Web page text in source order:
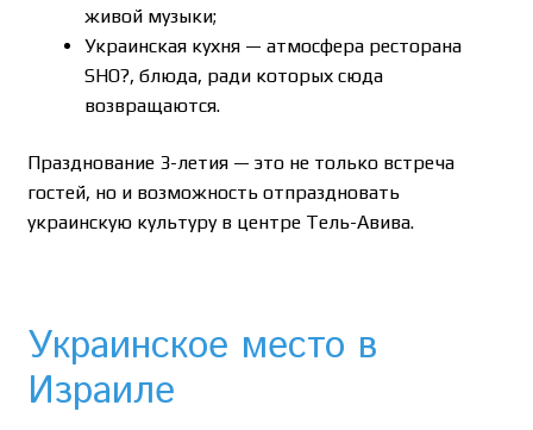
живой музыки;
Украинская кухня — атмосфера ресторана
SHO?, блюда, ради которых сюда
возвращаются.
Празднование 3-летия — это не только встреча
гостей, но и возможность отпраздновать
украинскую культуру в центре Тель-Авива.
Украинское место в
Израиле